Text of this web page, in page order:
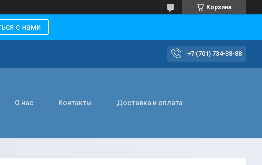
Корзина
с нами
+7 (701) 734-38-88
О нас Контакты Доставка и оплата